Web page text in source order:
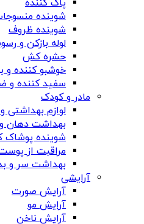
پاک کننده
شوینده
شوینده ظروف
لوله بازکن و
حشره کش
خوشبو کننده و
سفید کننده و
مادر و کودک
لوازم
بهداشت دهان
شوینده پوشاک
مراقبت از
بهداشت سر و
آرایشی
آرایش صورت
آرایش مو
آرایش ناخن